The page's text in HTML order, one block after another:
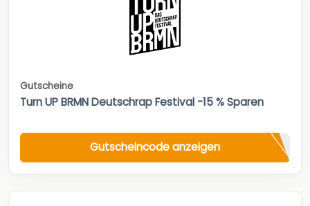
Gutscheine
Turn UP BRMN Deutschrap Festival -15 % Sparen
Gutscheincode anzeigen